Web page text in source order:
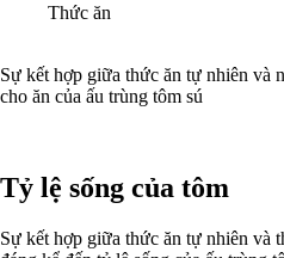
Thức ăn
Sự kết hợp giữa thức ăn tự nhiên và
cho ăn của ấu trùng tôm sú
Tỷ lệ sống của tôm
Sự kết hợp giữa thức ăn tự nhiên và